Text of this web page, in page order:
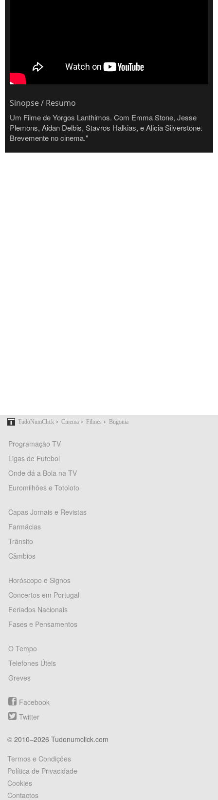
Sinopse / Resumo
Um Filme de Yorgos Lanthimos. Com Emma Stone, Jesse
Plemons, Aidan Delbis, Stavros Halkias, e Alicia Silverstone.
Brevemente no cinema."
TudoNumClick › Cinema › Filmes › Bugonia
Programação TV
Ligas de Futebol
Onde dá a Bola na TV
Euromilhões e Totoloto
Capas Jornais e Revistas
Farmácias
Trânsito
Câmbios
Horóscopo e Signos
Concertos em Portugal
Feriados Nacionais
Fases e Pensamentos
O Tempo
Telefones Úteis
Greves
Facebook
Twitter
© 2010–2026 Tudonumclick.com
Termos e Condições
Política de Privacidade
Cookies
Contactos